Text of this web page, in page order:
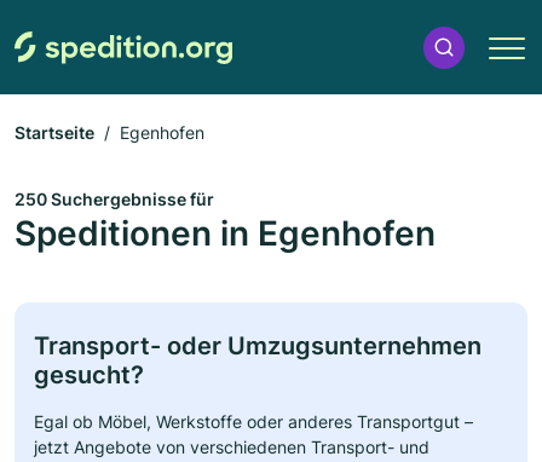
Startseite Egenhofen
250 Suchergebnisse für
Speditionen in Egenhofen
Transport- oder Umzugsunternehmen
gesucht?
Egal ob Möbel, Werkstoffe oder anderes Transportgut –
jetzt Angebote von verschiedenen Transport- und